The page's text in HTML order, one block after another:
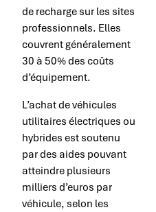
de recharge sur les sites
professionnels. Elles
couvrent généralement
30 à 50% des coûts
d’équipement.
L’achat de véhicules
utilitaires électriques ou
hybrides est soutenu
par des aides pouvant
atteindre plusieurs
milliers d’euros par
véhicule, selon les